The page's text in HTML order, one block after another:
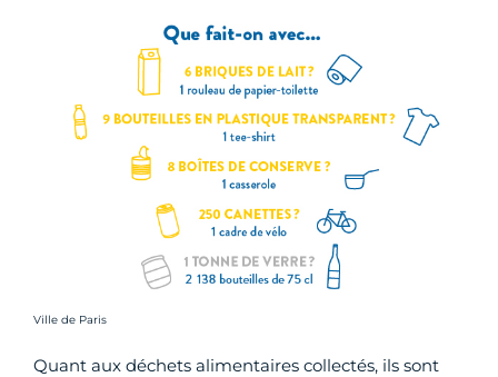
Crédit photo :
Ville de Paris
Quant aux déchets alimentaires collectés, ils sont